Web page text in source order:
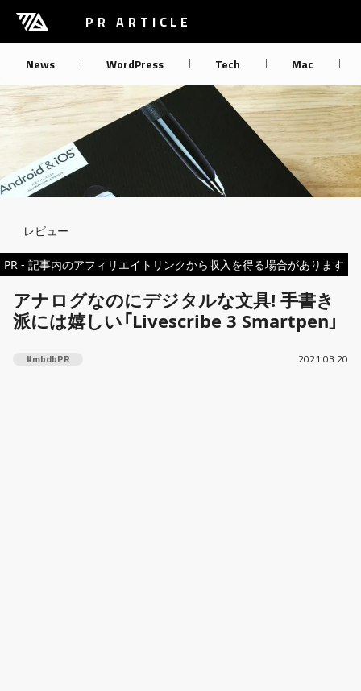
[M] mbdb [モバデビ]
PR ARTICLE
News WordPress Tech Mac
Breadcrumb
レビュー
PR - 記事内のアフィリエイトリンクから収入を得る場合があります
アナログなのにデジタルな文具! 手書き
派には嬉しい「Livescribe 3 Smartpen」
#mbdbPR 2021.03.20